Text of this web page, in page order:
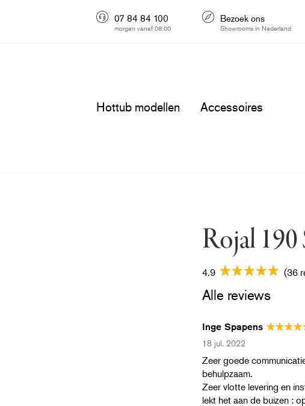
Hottub modellen Accessoires
07 84 84 100
morgen vanaf 08:00
Bezoek ons
Showrooms in Nederland
Rojal 190
4.9 (36
Alle reviews
Inge Spapens
18 jul. 2022
Zeer goede
behulpzaam.
Zeer vlotte levering en
lekt het aan de buizen :